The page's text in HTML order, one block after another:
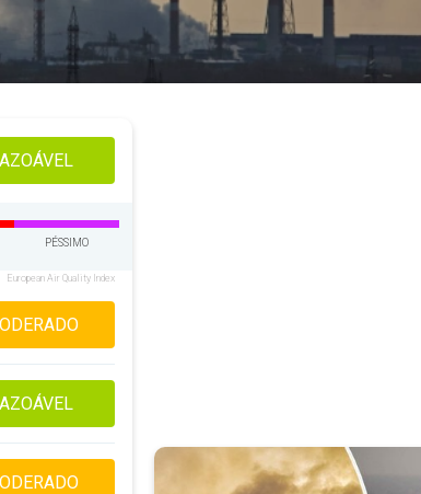
PÉSSIMO
European Air Quality Index
Qualidade do Ar. Dados do Clima &